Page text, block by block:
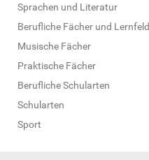
Sprachen und Literatur
Berufliche Fächer und
Musische Fächer
Praktische Fächer
Berufliche Schularten
Schularten
Sport